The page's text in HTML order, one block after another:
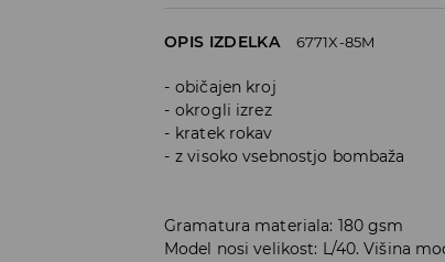
OPIS IZDELKA 6771X-85M
običajen kroj
okrogli izrez
kratek rokav
z visoko vsebnostjo bombaža
Gramatura materiala: 180 gsm
Model nosi velikost: L/40. Višina